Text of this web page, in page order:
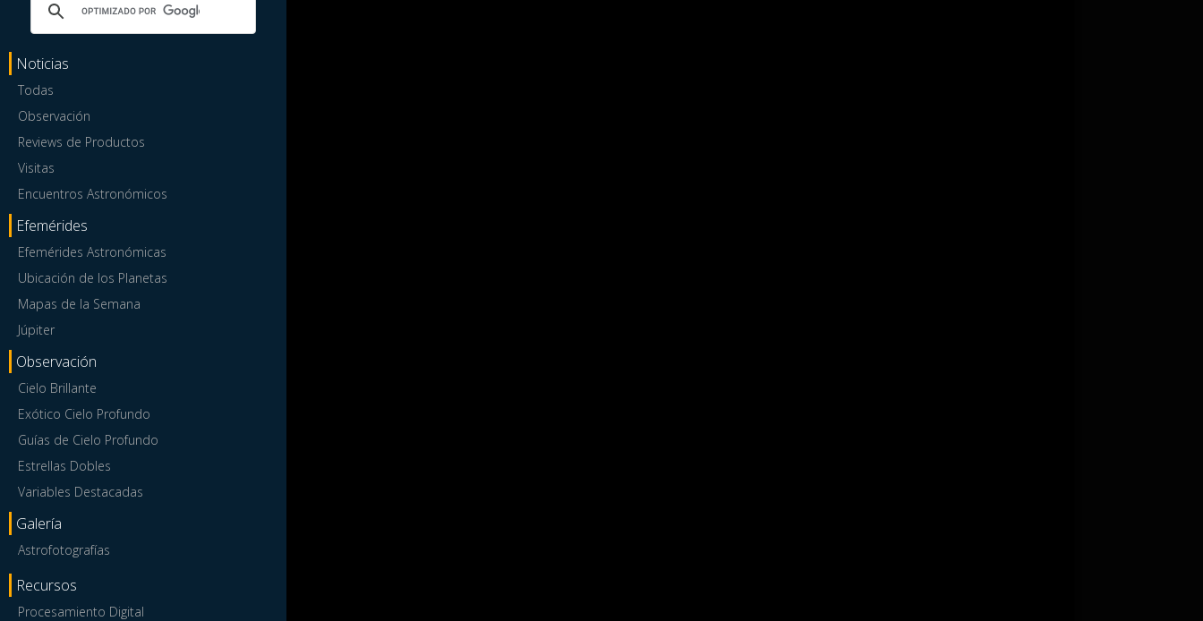
Noticias
Todas
Observación
Reviews de Productos
Visitas
Encuentros Astronómicos
Efemérides
Efemérides Astronómicas
Ubicación de los Planetas
Mapas de la Semana
Júpiter
Observación
Cielo Brillante
Exótico Cielo Profundo
Guías de Cielo Profundo
Estrellas Dobles
Variables Destacadas
Galería
Astrofotografías
Recursos
Procesamiento Digital